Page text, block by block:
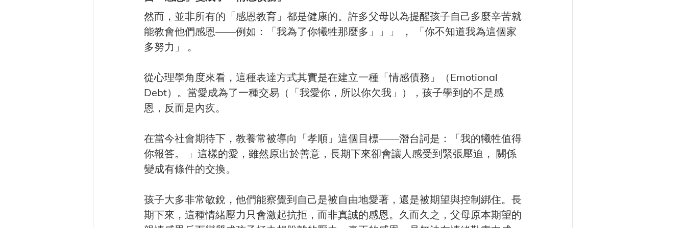
然而，並非所有的「感恩教育」都是健康的。許多父母以為提醒孩子自己多麼辛苦就
能教會他們感恩——例如：「我為了你犧牲那麼多」」」 ， 「你不知道我為這個家
多努力」 。
從心理學角度來看，這種表達方式其實是在建立一種「情感債務」（Emotional
Debt）。當愛成為了一種交易（「我愛你，所以你欠我」），孩子學到的不是感
恩，反而是內疚。
在當今社會期待下，教養常被導向「孝順」這個目標——潛台詞是：「我的犧牲值得
你報答。 」這樣的愛，雖然原出於善意，長期下來卻會讓人感受到緊張壓迫， 關係
變成有條件的交換。
孩子大多非常敏銳，他們能察覺到自己是被自由地愛著，還是被期望與控制綁住。長
期下來，這種情緒壓力只會激起抗拒，而非真誠的感恩。久而久之，父母原本期望的